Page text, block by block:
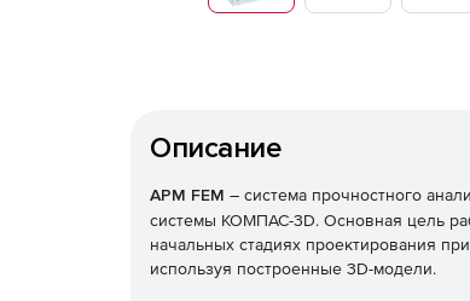
Описание
APM FEM – система прочностного
системы КОМПАС-3D. Основная цель
начальных стадиях проектирования
используя построенные 3D-модели.